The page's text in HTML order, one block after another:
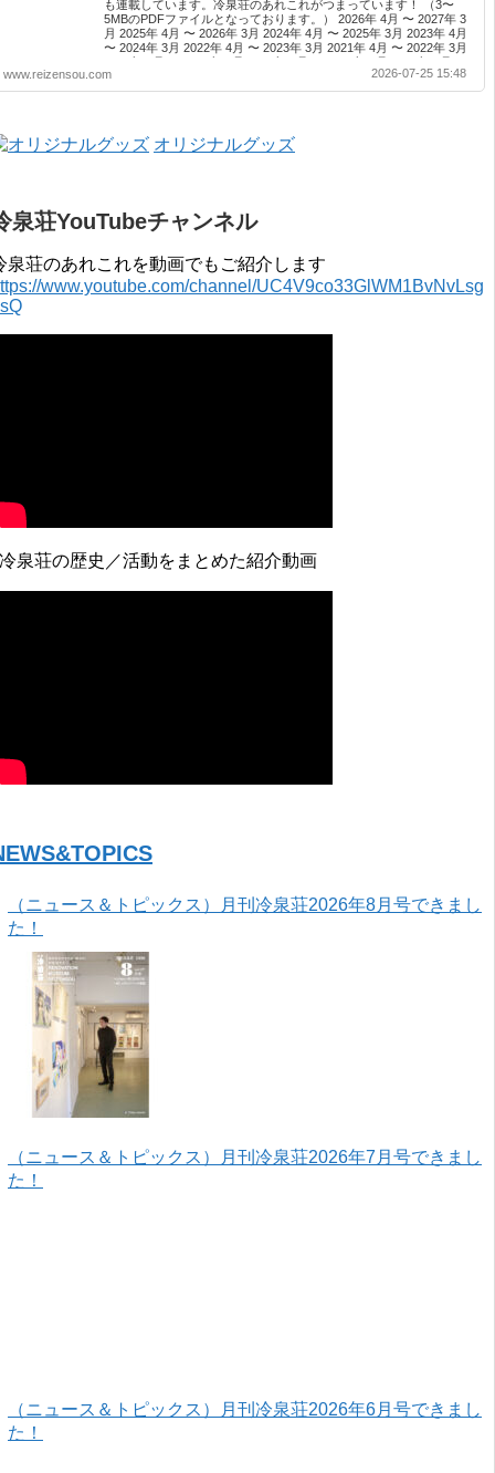
も連載しています。冷泉荘のあれこれがつまっています！ （3〜
5MBのPDFファイルとなっております。） 2026年 4月 〜 2027年 3
月 2025年 4月 〜 2026年 3月 2024年 4月 〜 2025年 3月 2023年 4月
〜 2024年 3月 2022年 4月 〜 2023年 3月 2021年 4月 〜 2022年 3月
2019年 3月 2017年 4月 〜 2018年 3月 2016年 4月 〜 2017年 3月
2015年 4月 〜 2016年 3月 2014年 4月 〜 2015年 3月 2013...
www.reizensou.com 2026-07-25 15:48
オリジナルグッズ
泉荘YouTubeチャンネル
泉荘のあれこれを動画でもご紹介します
www.youtube.com/channel/UC4V9co33GlWM1BvNvLsg
泉荘の歴史／活動をまとめた紹介動画
（ニュース＆トピックス）月刊冷泉荘2026年8月号できまし
た！
（ニュース＆トピックス）月刊冷泉荘2026年7月号できまし
た！
（ニュース＆トピックス）月刊冷泉荘2026年6月号できまし
た！